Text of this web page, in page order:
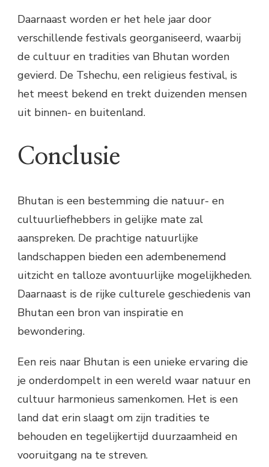
Daarnaast worden er het hele jaar door
verschillende festivals georganiseerd, waarbij
de cultuur en tradities van Bhutan worden
gevierd. De Tshechu, een religieus festival, is
het meest bekend en trekt duizenden mensen
uit binnen- en buitenland.
Conclusie
Bhutan is een bestemming die natuur- en
cultuurliefhebbers in gelijke mate zal
aanspreken. De prachtige natuurlijke
landschappen bieden een adembenemend
uitzicht en talloze avontuurlijke mogelijkheden.
Daarnaast is de rijke culturele geschiedenis van
Bhutan een bron van inspiratie en
bewondering.
Een reis naar Bhutan is een unieke ervaring die
je onderdompelt in een wereld waar natuur en
cultuur harmonieus samenkomen. Het is een
land dat erin slaagt om zijn tradities te
behouden en tegelijkertijd duurzaamheid en
vooruitgang na te streven.